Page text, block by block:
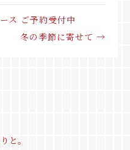
ス ご予約受付中
冬の季節に寄せて →
と。